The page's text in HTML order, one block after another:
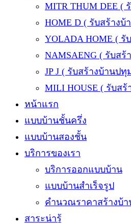
MITR THUM DEE (
HOME D ( รับสร้าง
YOLADA HOME (
NAMSAENG ( รับส
JP J ( รับสร้างบ้านป
MILI HOUSE ( รับส
หน้าแรก
แบบบ้านชั้นครึ่ง
แบบบ้านสองชั้น
บริการของเรา
บริการออกแบบบ้าน
แบบบ้านสำเร็จรูป
คำนวณราคาสร้างบ้า
สาระน่ารู้